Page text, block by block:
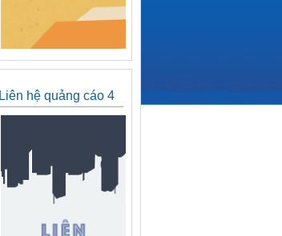
Liên hệ quảng cáo 4